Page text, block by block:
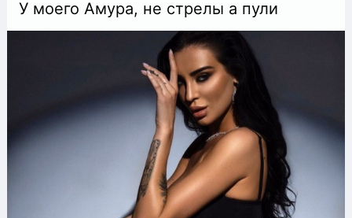
У моего Амура, не стрелы а пули